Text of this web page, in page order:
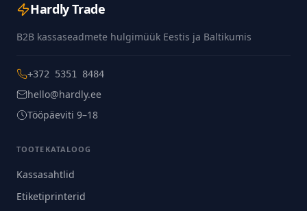
Hardly Trade
B2B kassaseadmete hulgimüük Eestis ja Baltikumis
+372 5351 8484
hello@hardly.ee
Tööpäeviti 9–18
TOOTEKATALOOG
Kassasahtlid
Etiketiprinterid